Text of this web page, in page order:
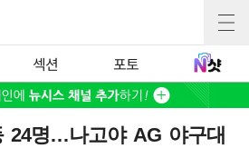
섹션 포토
24명…나고야 AG 야구대